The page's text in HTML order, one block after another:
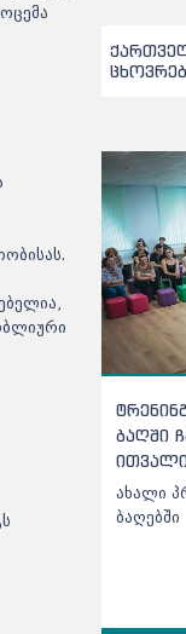
ყველა
- კიდევ
ახალი
თბილისის